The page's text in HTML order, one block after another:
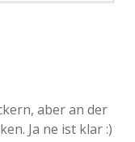
aber an der
Ja ne ist klar :)